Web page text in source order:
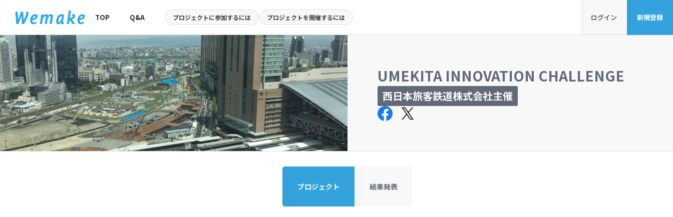
TOP Q&A プロジェクトに参加するには プロジェクトを開催するには ログイン 新規登録
UMEKITA INNOVATION CHALLENGE
西日本旅客鉄道株式会社主催
プロジェクト 結果発表